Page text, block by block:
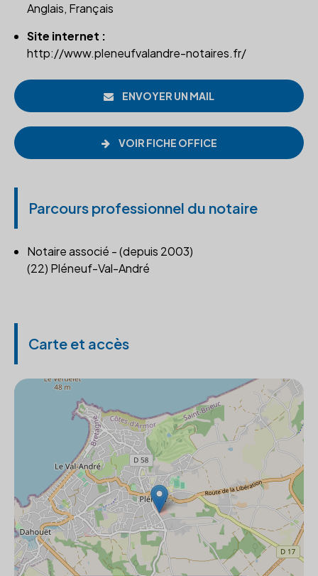
Anglais, Français
Site internet :
http://www.pleneufvalandre-notaires.fr/
ENVOYER UN MAIL
VOIR FICHE OFFICE
Parcours professionnel du notaire
Notaire associé - (depuis 2003)
(22) Pléneuf-Val-André
Carte et accès